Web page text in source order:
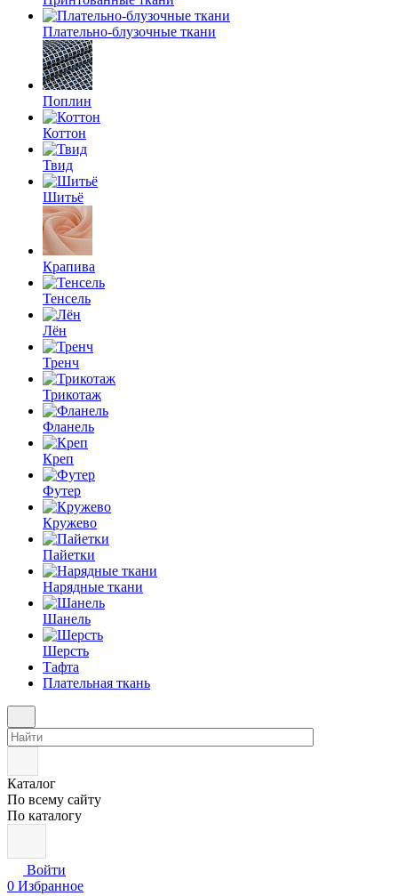
Плательно-блузочные ткани
Поплин
Коттон
Твид
Шитьё
Крапива
Тенсель
Лён
Тренч
Трикотаж
Фланель
Креп
Футер
Кружево
Пайетки
Нарядные ткани
Шанель
Шерсть
Тафта
Плательная ткань
Каталог
По всему сайту
По каталогу
Войти
0 Избранное